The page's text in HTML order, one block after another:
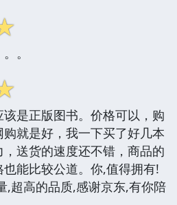
。
是正版图书。价格可以，购
就是好，我一下买了好几本
送货的速度还不错，商品的
能比较公道。你,值得拥有!
,超高的品质,感谢京东,有你陪